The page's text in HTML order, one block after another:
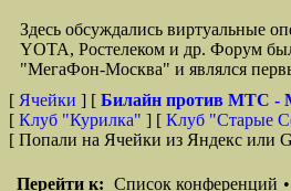
Здесь обсуждались виртуальные
YOTA, Ростелеком и др. Форум
"МегаФон-Москва" и являлся
[ Ячейки ] [ Билайн против МТС -
[ Клуб "Курилка" ] [ Клуб "Старые
[ Попали на Ячейки из Яндекс или
Перейти к: Список конференций •